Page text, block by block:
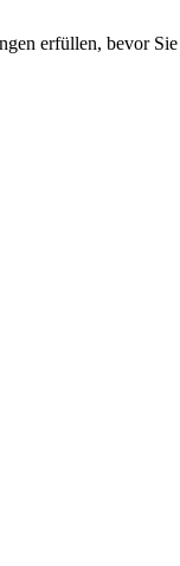
erfüllen, bevor